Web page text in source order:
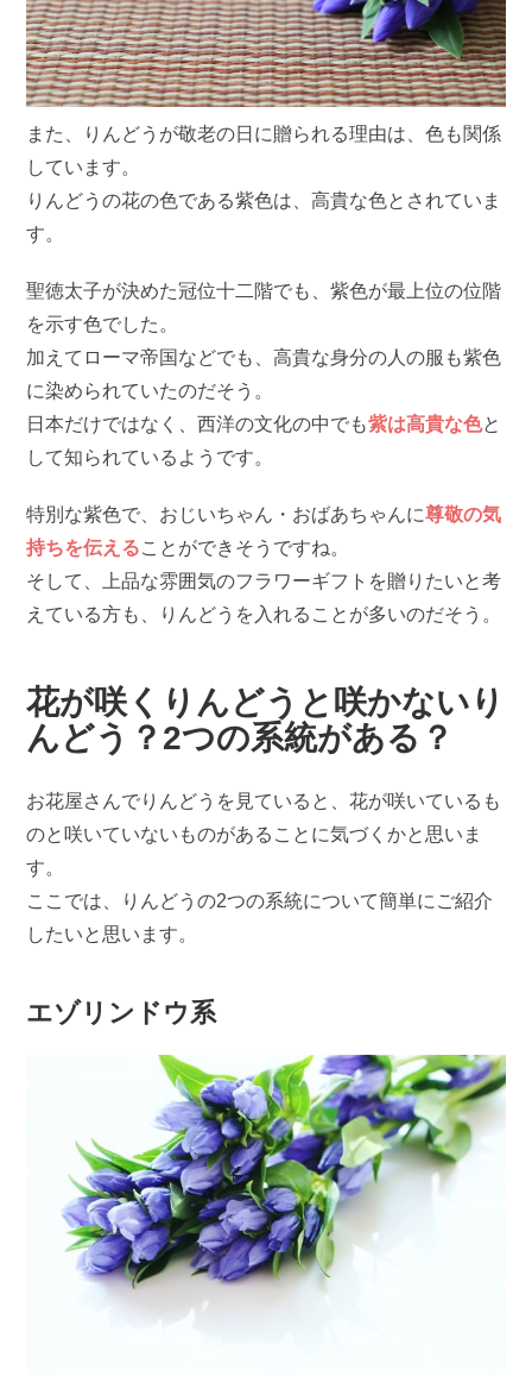
また、りんどうが敬老の日に贈られる理由は、色も関係
しています。
りんどうの花の色である紫色は、高貴な色とされていま
す。
聖徳太子が決めた冠位十二階でも、紫色が最上位の位階
を示す色でした。
加えてローマ帝国などでも、高貴な身分の人の服も紫色
に染められていたのだそう。
日本だけではなく、西洋の文化の中でも紫は高貴な色と
して知られているようです。
特別な紫色で、おじいちゃん・おばあちゃんに尊敬の気
持ちを伝えることができそうですね。
そして、上品な雰囲気のフラワーギフトを贈りたいと考
えている方も、りんどうを入れることが多いのだそう。
花が咲くりんどうと咲かないり
んどう？2つの系統がある？
お花屋さんでりんどうを見ていると、花が咲いているも
のと咲いていないものがあることに気づくかと思いま
す。
ここでは、りんどうの2つの系統について簡単にご紹介
したいと思います。
エゾリンドウ系